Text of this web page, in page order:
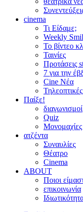
cinema
Τι Είδαμε;
Weekly
Το βίντεο
Ταινίες
Προτάσεις
7 για την
Cine Νέα
Παίξε!
διαγωνισμοί
Quiz
Μονομαχίες
ατζέντα
Συναυλίες
Θέατρο
Cinema
ABOUT
Ποιοι
επικοινωνία